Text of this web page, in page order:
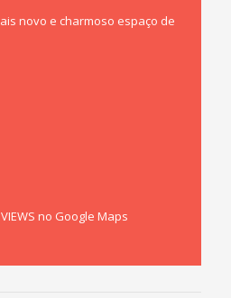
novo e charmoso espaço de
no Google Maps